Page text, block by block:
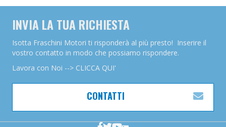
INVIA LA TUA RICHIESTA
Isotta Fraschini Motori ti risponderà al più presto! Inserire il
vostro contatto in modo che possiamo rispondere.
Lavora con Noi --> CLICCA QUI'
CONTATTI